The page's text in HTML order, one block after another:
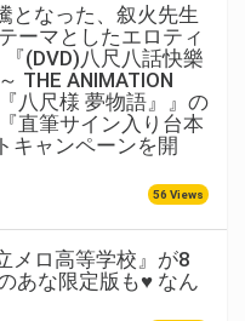
となった、叙火先生
ーマとしたエロティ
(DVD)八尺八話快樂
THE ANIMATION
八尺様 夢物語』』の
直筆サイン入り台本
キャンペーンを開
56 Views
メロ高等学校』が8
あな限定版も♥ なん